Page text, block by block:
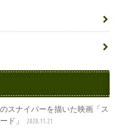
スナイパーを描いた映画「ス
ド」
2020.11.21